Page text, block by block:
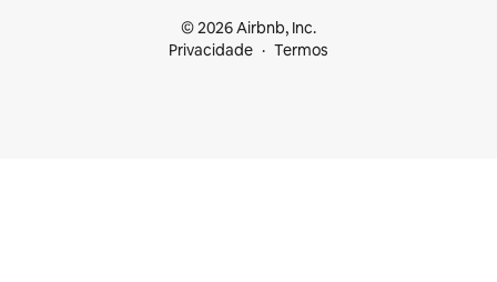
© 2026 Airbnb, Inc.
Privacidade
Termos